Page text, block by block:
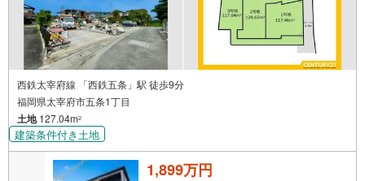
西鉄太宰府線 「西鉄五条」駅 徒歩9分
福岡県太宰府市五条1丁目
土地127.04m2
建築条件付き土地
1,899万円